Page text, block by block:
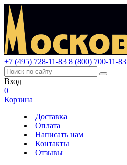
+7 (495) 728-11-83 8 (800) 700-11-83
Вход
0
Корзина
Доставка
Оплата
Написать нам
Контакты
Отзывы